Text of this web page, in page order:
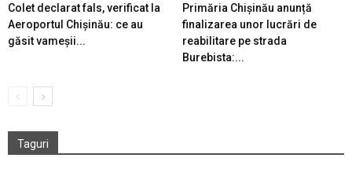
Colet declarat fals, verificat la
Aeroportul Chișinău: ce au
găsit vameșii...
Primăria Chișinău anunță
finalizarea unor lucrări de
reabilitare pe strada
Burebista:...
Taguri